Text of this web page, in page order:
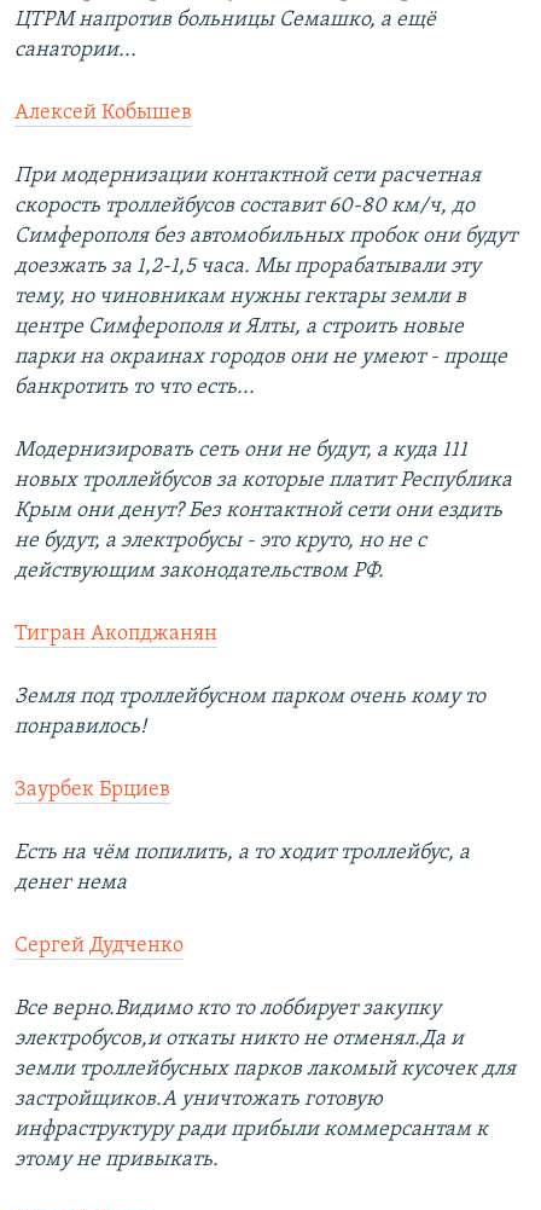
ЦТРМ напротив больницы Семашко, а ещё
санатории...
Алексей Кобышев
При модернизации контактной сети расчетная
скорость троллейбусов составит 60-80 км/ч, до
Симферополя без автомобильных пробок они будут
доезжать за 1,2-1,5 часа. Мы прорабатывали эту
тему, но чиновникам нужны гектары земли в
центре Симферополя и Ялты, а строить новые
парки на окраинах городов они не умеют - проще
банкротить то что есть...
Модернизировать сеть они не будут, а куда 111
новых троллейбусов за которые платит Республика
Крым они денут? Без контактной сети они ездить
не будут, а электробусы - это круто, но не с
действующим законодательством РФ.
Тигран Акопджанян
Земля под троллейбусном парком очень кому то
понравилось!
Заурбек Брциев
Есть на чём попилить, а то ходит троллейбус, а
денег нема
Сергей Дудченко
Все верно.Видимо кто то лоббирует закупку
электробусов,и откаты никто не отменял.Да и
земли троллейбусных парков лакомый кусочек для
застройщиков.А уничтожать готовую
инфраструктуру ради прибыли коммерсантам к
этому не привыкать.